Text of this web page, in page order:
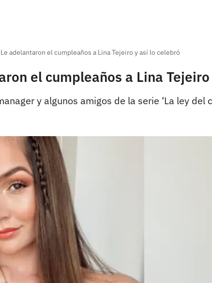
adelantaron el cumpleaños a Lina Tejeiro y así lo celebró
el cumpleaños a Lina
y algunos amigos de la serie ‘La ley del